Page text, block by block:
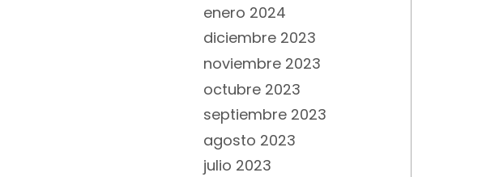
enero 2024
diciembre 2023
noviembre 2023
octubre 2023
septiembre 2023
agosto 2023
julio 2023